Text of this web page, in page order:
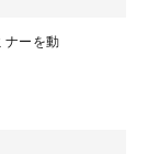
ナーを動